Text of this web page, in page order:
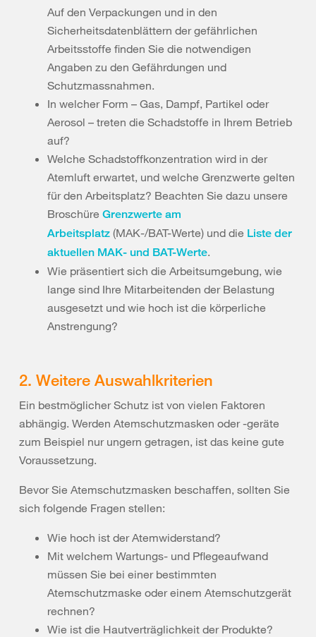
Auf den Verpackungen und in den
Sicherheitsdatenblättern der gefährlichen
Arbeitsstoffe finden Sie die notwendigen
Angaben zu den Gefährdungen und
Schutzmassnahmen.
In welcher Form – Gas, Dampf, Partikel oder
Aerosol – treten die Schadstoffe in Ihrem Betrieb
auf?
Welche Schadstoffkonzentration wird in der
Atemluft erwartet, und welche Grenzwerte gelten
für den Arbeitsplatz? Beachten Sie dazu unsere
Broschüre Grenzwerte am
Arbeitsplatz (MAK-/BAT-Werte) und die Liste der
aktuellen MAK- und BAT-Werte.
Wie präsentiert sich die Arbeitsumgebung, wie
lange sind Ihre Mitarbeitenden der Belastung
ausgesetzt und wie hoch ist die körperliche
Anstrengung?
2. Weitere Auswahlkriterien
Ein bestmöglicher Schutz ist von vielen Faktoren
abhängig. Werden Atemschutzmasken oder -geräte
zum Beispiel nur ungern getragen, ist das keine gute
Voraussetzung.
Bevor Sie Atemschutzmasken beschaffen, sollten Sie
sich folgende Fragen stellen:
Wie hoch ist der Atemwiderstand?
Mit welchem Wartungs- und Pflegeaufwand
müssen Sie bei einer bestimmten
Atemschutzmaske oder einem Atemschutzgerät
rechnen?
Wie ist die Hautverträglichkeit der Produkte?